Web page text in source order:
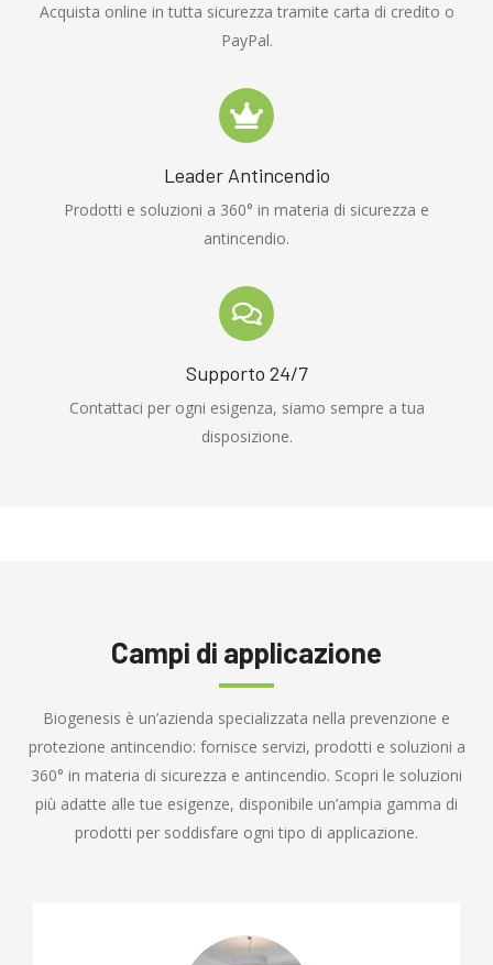
Acquista online in tutta sicurezza tramite carta di credito o
PayPal.
Leader Antincendio
Prodotti e soluzioni a 360° in materia di sicurezza e
antincendio.
Supporto 24/7
Contattaci per ogni esigenza, siamo sempre a tua
disposizione.
Campi di applicazione
Biogenesis è un’azienda specializzata nella prevenzione e
protezione antincendio: fornisce servizi, prodotti e soluzioni a
360° in materia di sicurezza e antincendio. Scopri le soluzioni
più adatte alle tue esigenze, disponibile un’ampia gamma di
prodotti per soddisfare ogni tipo di applicazione.